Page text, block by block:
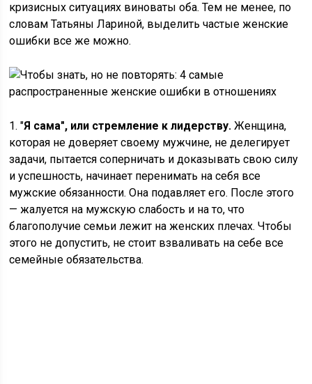
кризисных ситуациях виноваты оба. Тем не менее, по
словам Татьяны Лариной, выделить частые женские
ошибки все же можно.
1. "Я сама", или стремление к лидерству.Женщина,
которая не доверяет своему мужчине, не делегирует
задачи, пытается соперничать и доказывать свою силу
и успешность, начинает перенимать на себя все
мужские обязанности. Она подавляет его. После этого
— жалуется на мужскую слабость и на то, что
благополучие семьи лежит на женских плечах. Чтобы
этого не допустить, не стоит взваливать на себе все
семейные обязательства.